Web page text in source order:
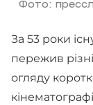
Фото:
За 53 роки
пережив
огляду